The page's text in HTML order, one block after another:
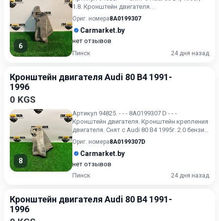
6
1.8. Кронштейн двигателя. .
Ориг. номера8A0199307
Carmarket.by
нет отзывов
Пинск
24 дня назад
Кронштейн двигателя Audi 80 B4 1991-
1996
0 KGS
8
Артикул 94825. - - - 8A0199307 D - - -
Кронштейн двигателя. Кронштейн крепления
двигателя. Снят с Audi 80 B4 1995г. 2.0 бензин.
.Ориг. номера8A0199307D
Carmarket.by
нет отзывов
Пинск
24 дня назад
Кронштейн двигателя Audi 80 B4 1991-
1996